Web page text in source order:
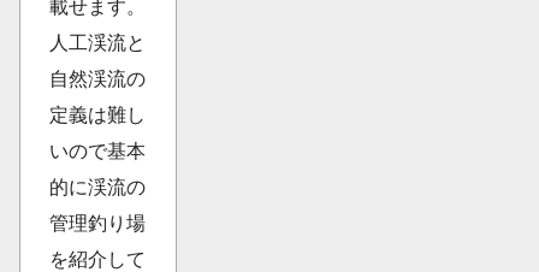
載せます。
人工渓流と
自然渓流の
定義は難し
いので基本
的に渓流の
管理釣り場
を紹介して